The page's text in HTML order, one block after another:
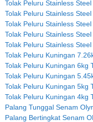
Tolak Peluru Stainless
Tolak Peluru Stainless
Tolak Peluru Stainless
Tolak Peluru Stainless
Tolak Peluru Stainless
Tolak Peluru Kuningan
Tolak Peluru Kuningan 6kg
Tolak Peluru Kuningan
Tolak Peluru Kuningan 5kg
Tolak Peluru Kuningan 4kg
Palang Tunggal Senam
Palang Bertingkat Senam